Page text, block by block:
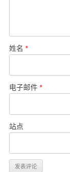
姓名 *
电子邮件 *
站点